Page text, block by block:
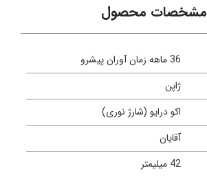
مشخصات محصول
36 ماهه زمان آوران پیشرو
ژاپن
اکو درایو (شارژ نوری)
آقایان
42 میلیمتر